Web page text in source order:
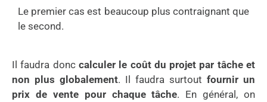
Le premier cas est beaucoup plus contraignant que
le second.
Il faudra donc calculer le coût du projet par tâche et
non plus globalement. Il faudra surtout fournir un
prix de vente pour chaque tâche. En général, on